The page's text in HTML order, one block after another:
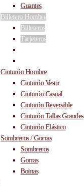
Guantes
Billetero Hombre
Billeteros
Tarjeteros
Cinturón Hombre
Cinturón Vestir
Cinturón Casual
Cinturón Reversible
Cinturón Tallas Grandes
Cinturón Elástico
Sombreros / Gorras
Sombreros
Gorras
Boinas